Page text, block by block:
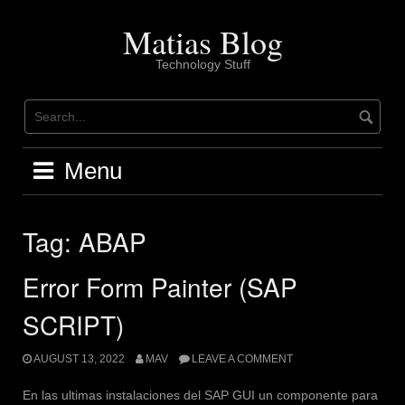
Matias Blog
Technology Stuff
Menu
Tag: ABAP
Error Form Painter (SAP
SCRIPT)
AUGUST 13, 2022 MAV LEAVE A COMMENT
En las ultimas instalaciones del SAP GUI un componente para